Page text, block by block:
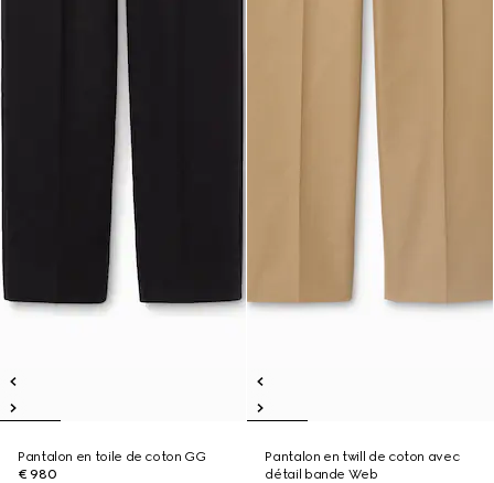
Pantalon en toile de coton GG
€ 980
Pantalon en twill de coton avec
détail bande Web